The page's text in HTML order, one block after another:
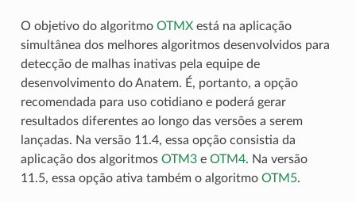
O objetivo do algoritmo OTMXestá na aplicação
simultânea dos melhores algoritmos desenvolvidos para
detecção de malhas inativas pela equipe de
desenvolvimento do Anatem. É, portanto, a opção
recomendada para uso cotidiano e poderá gerar
resultados diferentes ao longo das versões a serem
lançadas. Na versão 11.4, essa opção consistia da
aplicação dos algoritmos OTM3e OTM4. Na versão
11.5, essa opção ativa também o algoritmo OTM5.